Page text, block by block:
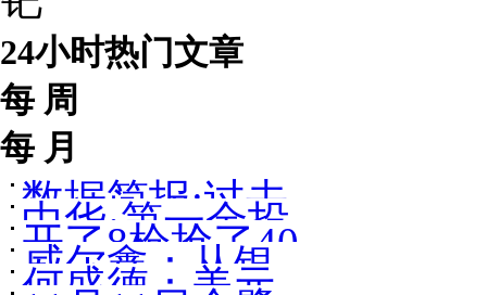
24小时热门文章
每 周
每 月
数据简报:过去
50年黄金价格
中华·第一金投
资与发展论坛
开了8枪抢了40
威尔鑫：从银